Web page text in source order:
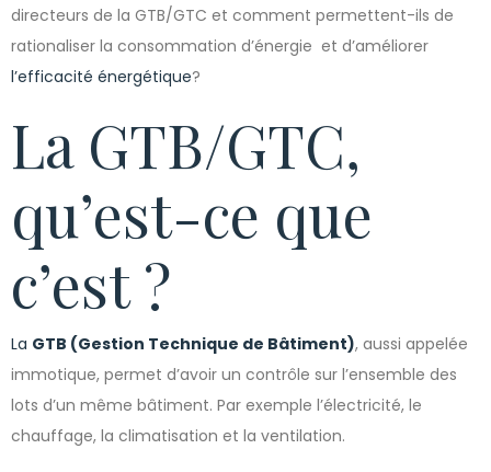
directeurs de la GTB/GTC et comment permettent-ils de
rationaliser la consommation d’énergie et d’améliorer
l’efficacité énergétique?
La GTB/GTC,
qu’est-ce que
c’est ?
La GTB (Gestion Technique de Bâtiment), aussi appelée
immotique, permet d’avoir un contrôle sur l’ensemble des
lots d’un même bâtiment. Par exemple l’électricité, le
chauffage, la climatisation et la ventilation.